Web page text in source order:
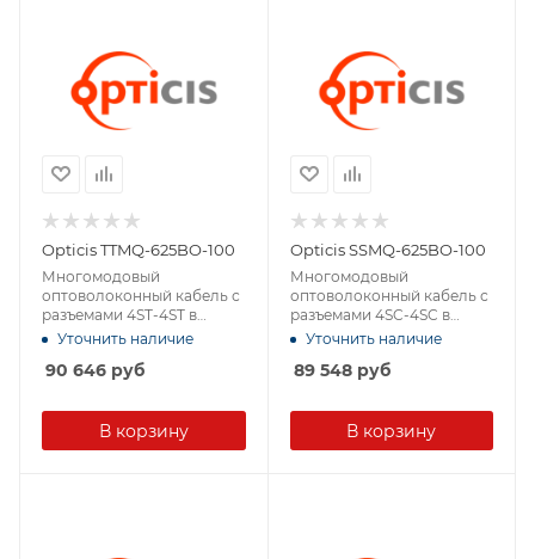
Opticis TTMQ-625BO-100
Многомодовый
оптоволоконный кабель с
разъемами 4ST-4ST в
защитной оболочке
Уточнить наличие
90 646 руб
В корзину
Opticis SSMQ-625BO-100
Многомодовый
оптоволоконный кабель с
разъемами 4SC-4SC в
защитной оболочке
Уточнить наличие
89 548руб
В корзину